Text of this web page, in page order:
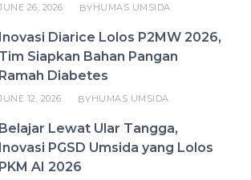
26, 2026 BYHUMAS UMSIDA
Inovasi Diarice Lolos P2MW 2026,
Tim Siapkan Bahan Pangan
Ramah Diabetes
12, 2026 BYHUMAS UMSIDA
Belajar Lewat Ular Tangga,
Inovasi PGSD Umsida yang Lolos
PKM AI 2026